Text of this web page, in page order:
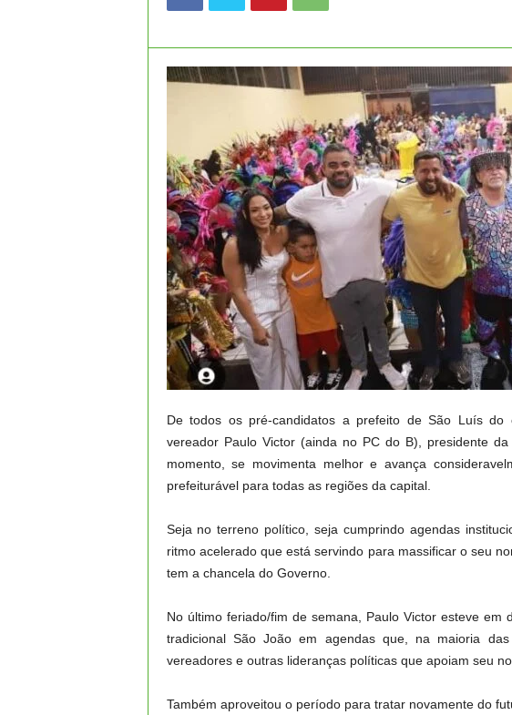
De todos os pré-candidatos a prefeito de São Luís
vereador Paulo Victor (ainda no PC do B), presidente
momento, se movimenta melhor e avança
prefeiturável para todas as regiões da capital.
Seja no terreno político, seja cumprindo agendas
ritmo acelerado que está servindo para massificar o seu
tem a chancela do Governo.
No último feriado/fim de semana, Paulo Victor esteve em
tradicional São João em agendas que, na maioria
vereadores e outras lideranças políticas que apoiam seu
Também aproveitou o período para tratar novamente do